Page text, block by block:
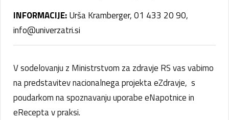
INFORMACIJE:Urša Kramberger, 01 433 20 90,
info@univerzatri.si
V sodelovanju z Ministrstvom za zdravje RS vas vabimo
na predstavitev nacionalnega projekta eZdravje, s
poudarkom na spoznavanju uporabe eNapotnice in
eRecepta v praksi.